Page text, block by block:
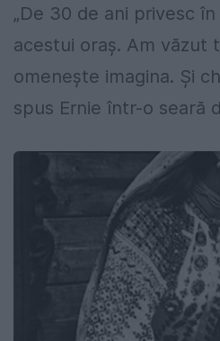
„De 30 de ani privesc
acestui oraş. Am văzut
omeneşte imagina. Şi
spus Ernie într-o seară